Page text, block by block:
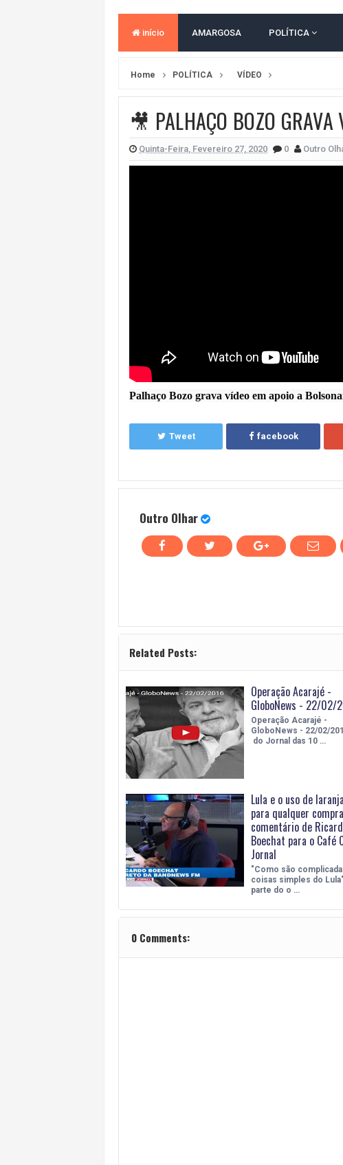
ACM NETO ABRE VANTAGEM NUMÉRICA
MORADOR DENUNCIA OBSTÁCULOS EM
LULA E FLÁVIO BOLSONARO EMPATAM
BAHIA E CORINTHIANS EMPATAM EM
NO CENTRO DE AMARGOSA, JUSTIÇA
início AMARGOSA POLÍTICA
Home POLÍTICA VÍDEO
🎥 PALHAÇO BOZO GRAVA
Quinta-Feira, Fevereiro 27, 2020 0 Outro
Palhaço Bozo grava vídeo em apoio a
Tweet facebook
Outro Olhar
Related Posts:
Operação Acarajé -
GloboNews - 22/02/
Operação Acarajé -
GloboNews - 22/02/
do Jornal das 10 …
Lula e o uso de
para qualquer
comentário de
Boechat para o Café
Jornal
"Como são
coisas simples do
parte do o …
0 Comments: